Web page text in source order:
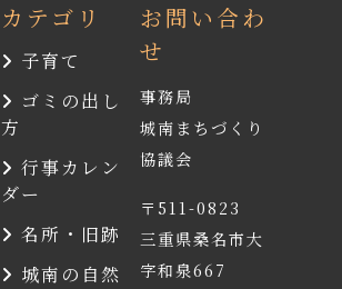
カテゴリ
子育て
ゴミの出し
方
行事カレン
ダー
名所・旧跡
城南の自然
お問い合わ
せ
事務局
城南まちづくり
協議会
〒511-0823
三重県桑名市大
字和泉667